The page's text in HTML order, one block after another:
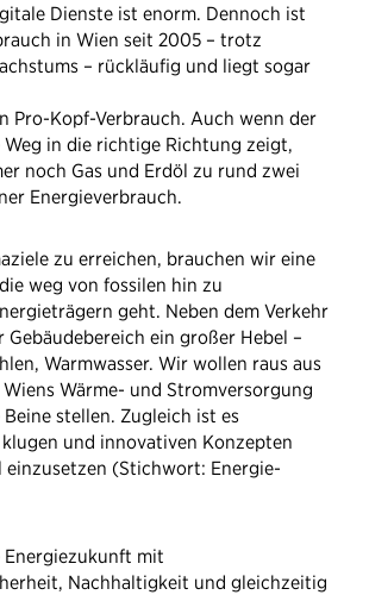
Dienste ist enorm. Dennoch ist
in Wien seit 2005 – trotz
– rückläufig und liegt sogar
Pro-Kopf-Verbrauch. Auch wenn der
Weg in die richtige Richtung zeigt,
noch Gas und Erdöl zu rund zwei
Energieverbrauch.
zu erreichen, brauchen wir eine
weg von fossilen hin zu
geht. Neben dem Verkehr
Gebäudebereich ein großer Hebel –
Warmwasser. Wir wollen raus aus
Wiens Wärme- und Stromversorgung
stellen. Zugleich ist es
und innovativen Konzepten
einzusetzen (Stichwort: Energie-
mit
Nachhaltigkeit und gleichzeitig